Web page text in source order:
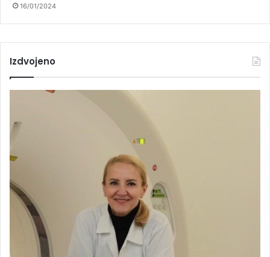
16/01/2024
Izdvojeno